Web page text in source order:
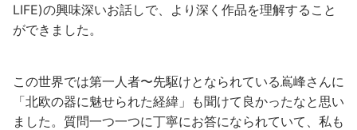
LIFE)の興味深いお話しで、より深く作品を理解すること
ができました。
この世界では第一人者〜先駆けとなられている嶌峰さんに
「北欧の器に魅せられた経緯」も聞けて良かったなと思い
ました。質問一つ一つに丁寧にお答になられていて、私も